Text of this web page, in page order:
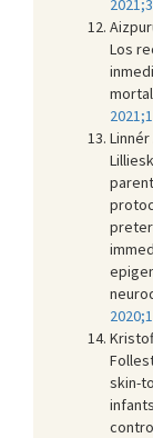
Los
skin-